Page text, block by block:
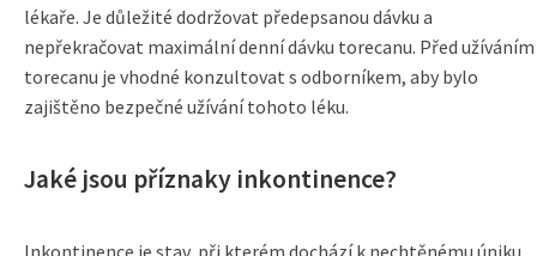
lékaře. Je důležité dodržovat předepsanou dávku a
nepřekračovat maximální denní dávku torecanu. Před užíváním
torecanu je vhodné konzultovat s odborníkem, aby bylo
zajištěno bezpečné užívání tohoto léku.
Jaké jsou příznaky inkontinence?
Inkontinence je stav, při kterém dochází k nechtěnému úniku